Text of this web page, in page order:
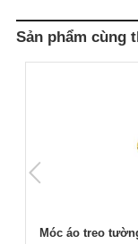
Sản phẩm cùng
Móc áo treo